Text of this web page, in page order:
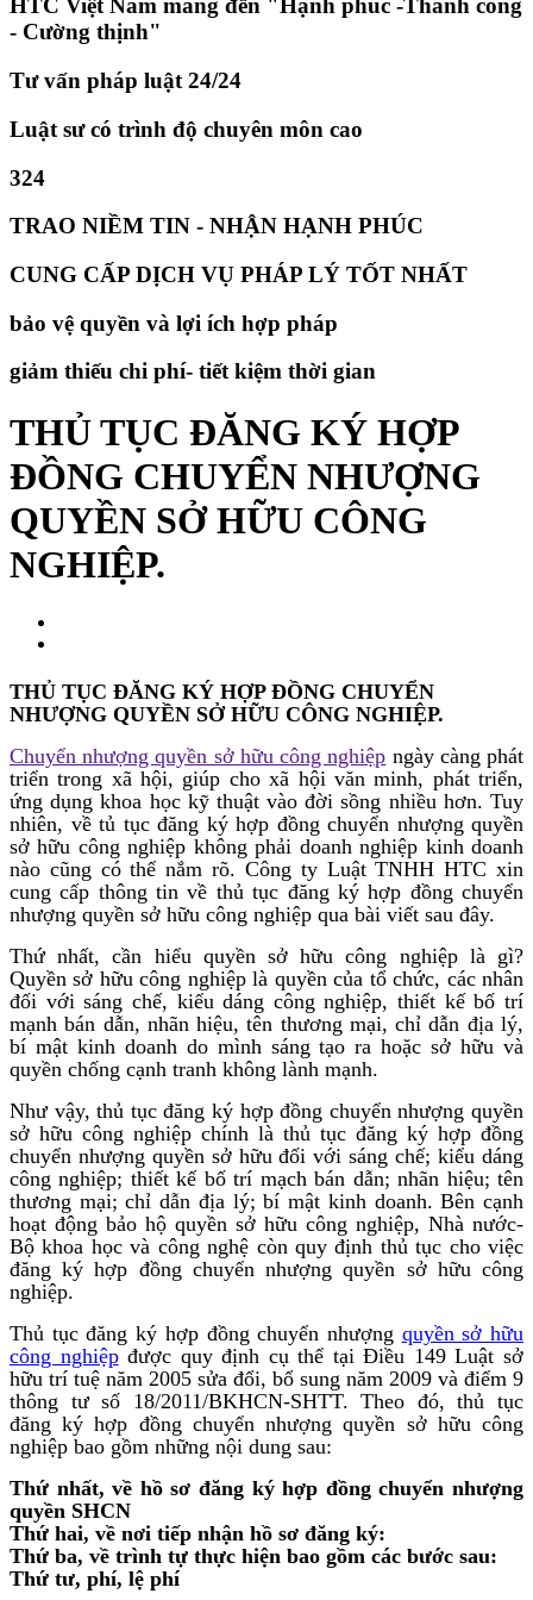
HTC Việt Nam mang đến "Hạnh phúc -Thành công
- Cường thịnh"
Tư vấn pháp luật 24/24
Luật sư có trình độ chuyên môn cao
324
TRAO NIỀM TIN - NHẬN HẠNH PHÚC
CUNG CẤP DỊCH VỤ PHÁP LÝ TỐT NHẤT
bảo vệ quyền và lợi ích hợp pháp
giảm thiếu chi phí- tiết kiệm thời gian
THỦ TỤC ĐĂNG KÝ HỢP
ĐỒNG CHUYỂN NHƯỢNG
QUYỀN SỞ HỮU CÔNG
NGHIỆP.
THỦ TỤC ĐĂNG KÝ HỢP ĐỒNG CHUYỂN
NHƯỢNG QUYỀN SỞ HỮU CÔNG NGHIỆP.
Chuyển nhượng quyền sở hữu công nghiệp ngày càng phát
triển trong xã hội, giúp cho xã hội văn minh, phát triển,
ứng dụng khoa học kỹ thuật vào đời sồng nhiều hơn. Tuy
nhiên, về tủ tục đăng ký hợp đồng chuyển nhượng quyền
sở hữu công nghiệp không phải doanh nghiệp kinh doanh
nào cũng có thể nắm rõ. Công ty Luật TNHH HTC xin
cung cấp thông tin về thủ tục đăng ký hợp đồng chuyển
nhượng quyền sở hữu công nghiệp qua bài viết sau đây.
Thứ nhất, cần hiểu quyền sở hữu công nghiệp là gì?
Quyền sở hữu công nghiệp là quyền của tổ chức, các nhân
đối với sáng chế, kiểu dáng công nghiệp, thiết kế bố trí
mạnh bán dẫn, nhãn hiệu, tên thương mại, chỉ dẫn địa lý,
bí mật kinh doanh do mình sáng tạo ra hoặc sở hữu và
quyền chống cạnh tranh không lành mạnh.
Như vậy, thủ tục đăng ký hợp đồng chuyển nhượng quyền
sở hữu công nghiệp chính là thủ tục đăng ký hợp đồng
chuyển nhượng quyền sở hữu đối với sáng chế; kiểu dáng
công nghiệp; thiết kế bố trí mạch bán dẫn; nhãn hiệu; tên
thương mại; chỉ dẫn địa lý; bí mật kinh doanh. Bên cạnh
hoạt động bảo hộ quyền sở hữu công nghiệp, Nhà nước-
Bộ khoa học và công nghệ còn quy định thủ tục cho việc
đăng ký hợp đồng chuyển nhượng quyền sở hữu công
nghiệp.
Thủ tục đăng ký hợp đồng chuyển nhượng quyền sở hữu
công nghiệpđược quy định cụ thể tại Điều 149 Luật sở
hữu trí tuệ năm 2005 sửa đổi, bổ sung năm 2009 và điểm 9
thông tư số 18/2011/BKHCN-SHTT. Theo đó, thủ tục
đăng ký hợp đồng chuyển nhượng quyền sở hữu công
nghiệp bao gồm những nội dung sau:
Thứ nhất, về hồ sơ đăng ký hợp đồng chuyển nhượng
quyền SHCN
Thứ hai, về nơi tiếp nhận hồ sơ đăng ký:
Thứ ba, về trình tự thực hiện bao gồm các bước sau:
Thứ tư, phí, lệ phí